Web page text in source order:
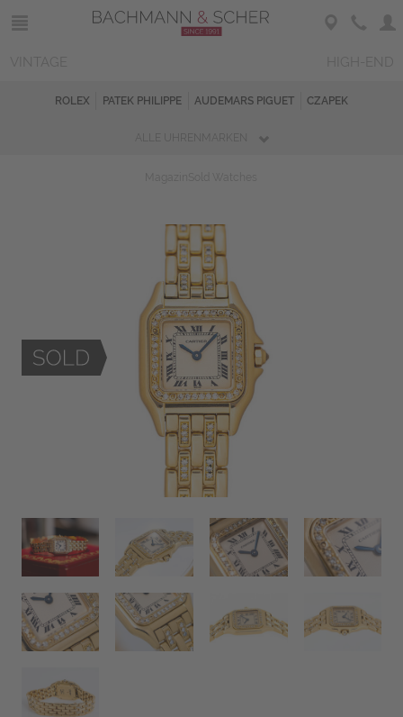
ROLEX PATEK PHILIPPE AUDEMARS PIGUET CZAPEK